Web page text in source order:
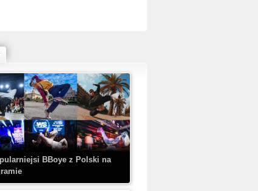
w najnowszym klipie: HRYPA
z walizką
BBoye z Polski na